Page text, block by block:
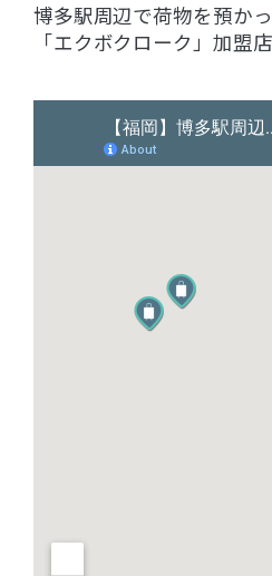
博多駅周辺で荷物を預か
「エクボクローク」加盟